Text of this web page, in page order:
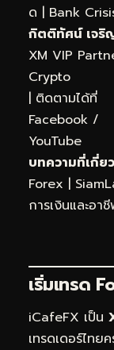
ด | Bank
กิตติทัศน์ เจริ
XM VIP
Crypto
| ติดตามได้ที่
Facebook /
YouTube
บทความที่เกี่ย
Forex |
การเงินและอา
เริ่มเทรด
iCafeFX เป็น
เทรดเดอร์ไท